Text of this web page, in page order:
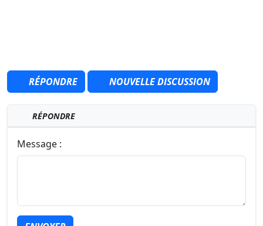
RÉPONDRE NOUVELLE DISCUSSION
RÉPONDRE
Message :